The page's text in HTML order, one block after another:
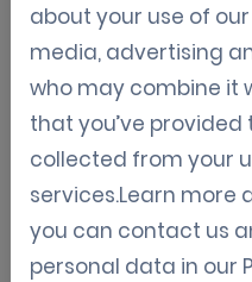
mantenga a tus
regresando por
memoria digital es
marketing poderosa
lealtad del cliente y
Prueba gratis
about your use of
media, advertising
who may combine it
that you’ve
collected from your
services.Learn more
you can contact us
personal data in our